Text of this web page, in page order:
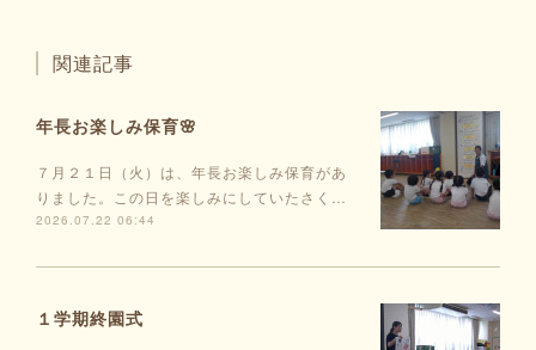
関連記事
年長お楽しみ保育🌸
７月２１日（火）は、年長お楽しみ保育があ
りました。この日を楽しみにしていたさく…
2026.07.22 06:44
１学期終園式